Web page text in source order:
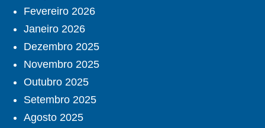
Fevereiro 2026
Janeiro 2026
Dezembro 2025
Novembro 2025
Outubro 2025
Setembro 2025
Agosto 2025